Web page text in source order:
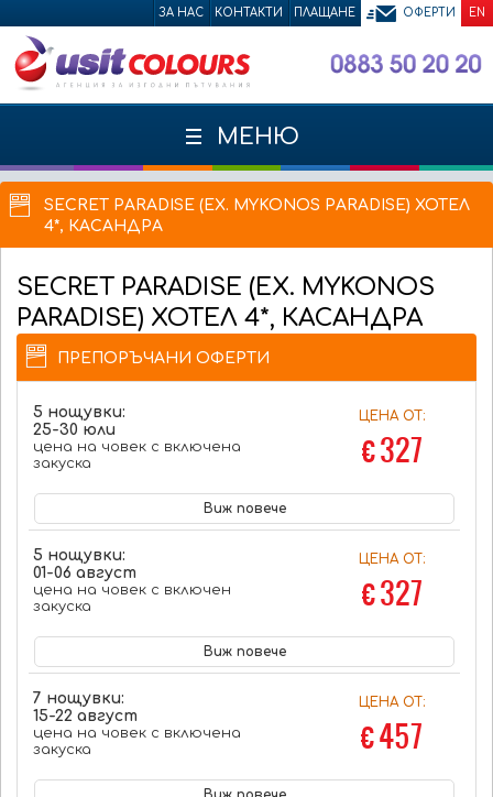
ЗА НАС КОНТАКТИ ПЛАЩАНЕ ОФЕРТИ EN
МЕНЮ
SECRET PARADISE (EX. MYKONOS PARADISE) ХОТЕЛ
4*, КАСАНДРА
SECRET PARADISE (EX. MYKONOS
PARADISE) ХОТЕЛ 4*, КАСАНДРА
ПРЕПОРЪЧАНИ ОФЕРТИ
5 нощувки:
25-30 юли
цена на човек с включена
закуска
ЦЕНА ОТ:
€ 327
Виж повече
5 нощувки:
01-06 август
цена на човек с включен
закуска
ЦЕНА ОТ:
€ 327
Виж повече
7 нощувки:
15-22 август
цена на човек с включена
закуска
ЦЕНА ОТ:
€ 457